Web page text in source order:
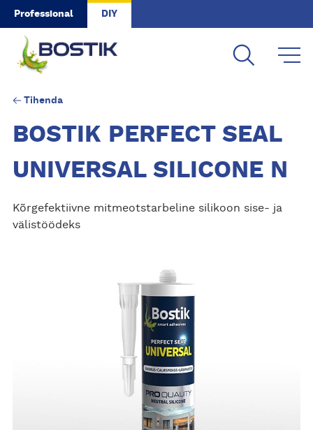
Skip to main content
Professional DIY
Tihenda
BOSTIK PERFECT SEAL
UNIVERSAL SILICONE N
Kõrgefektiivne mitmeotstarbeline silikoon sise- ja
välistöödeks